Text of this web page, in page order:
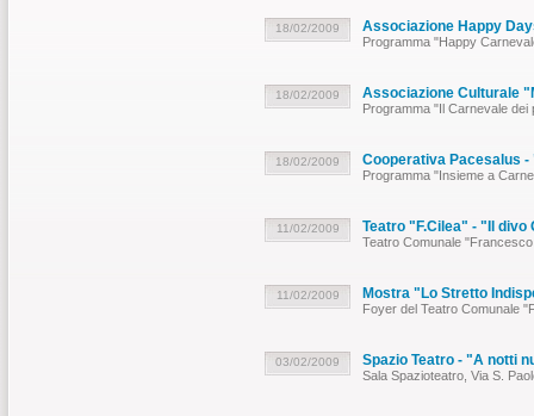
18/02/2009 Associazione Happy
Programma "Happy
18/02/2009 Associazione Culturale
Programma "Il Carnevale
18/02/2009 Cooperativa Pacesalus
Programma "Insieme a
11/02/2009 Teatro "F.Cilea" - "Il divo
Teatro Comunale
11/02/2009 Mostra "Lo Stretto
Foyer del Teatro Comunale
03/02/2009 Spazio Teatro - "A notti
Sala Spazioteatro, Via S.